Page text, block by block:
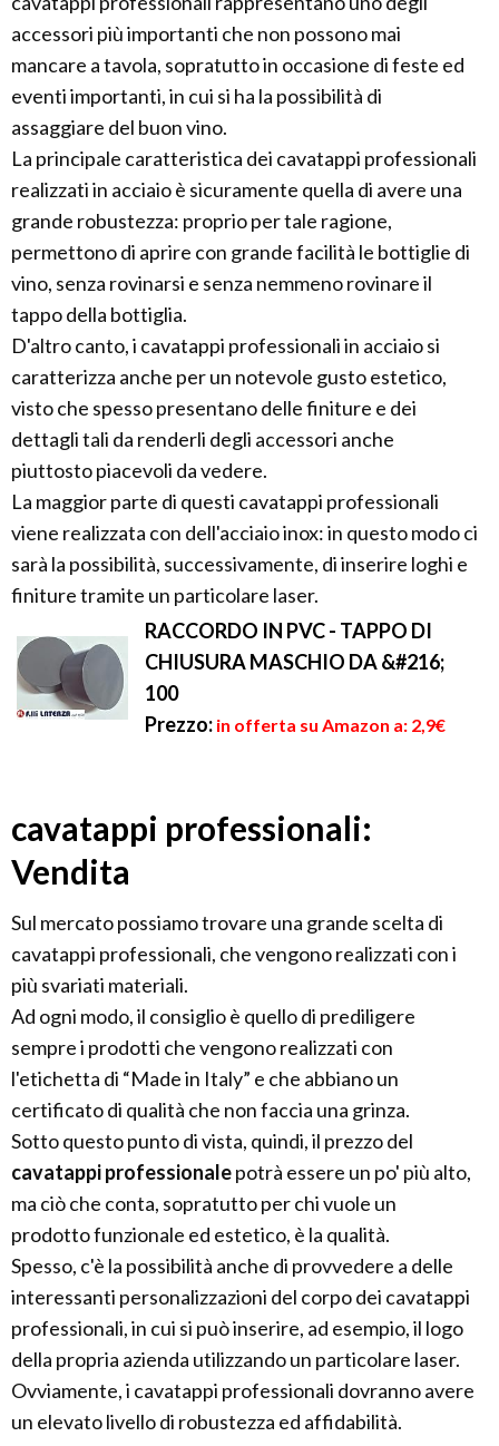
accessori più importanti che non possono mai
mancare a tavola, sopratutto in occasione di feste ed
eventi importanti, in cui si ha la possibilità di
assaggiare del buon vino.
La principale caratteristica dei cavatappi professionali
realizzati in acciaio è sicuramente quella di avere una
grande robustezza: proprio per tale ragione,
permettono di aprire con grande facilità le bottiglie di
vino, senza rovinarsi e senza nemmeno rovinare il
tappo della bottiglia.
D'altro canto, i cavatappi professionali in acciaio si
caratterizza anche per un notevole gusto estetico,
visto che spesso presentano delle finiture e dei
dettagli tali da renderli degli accessori anche
piuttosto piacevoli da vedere.
La maggior parte di questi cavatappi professionali
viene realizzata con dell'acciaio inox: in questo modo ci
sarà la possibilità, successivamente, di inserire loghi e
finiture tramite un particolare laser.
RACCORDO IN PVC - TAPPO DI
CHIUSURA MASCHIO DA &#216;
100
Prezzo: in offerta su Amazon a: 2,9€
cavatappi professionali:
Vendita
Sul mercato possiamo trovare una grande scelta di
cavatappi professionali, che vengono realizzati con i
più svariati materiali.
Ad ogni modo, il consiglio è quello di prediligere
sempre i prodotti che vengono realizzati con
l'etichetta di “Made in Italy” e che abbiano un
certificato di qualità che non faccia una grinza.
Sotto questo punto di vista, quindi, il prezzo del
cavatappi professionalepotrà essere un po' più alto,
ma ciò che conta, sopratutto per chi vuole un
prodotto funzionale ed estetico, è la qualità.
Spesso, c'è la possibilità anche di provvedere a delle
interessanti personalizzazioni del corpo dei cavatappi
professionali, in cui si può inserire, ad esempio, il logo
della propria azienda utilizzando un particolare laser.
Ovviamente, i cavatappi professionali dovranno avere
un elevato livello di robustezza ed affidabilità.